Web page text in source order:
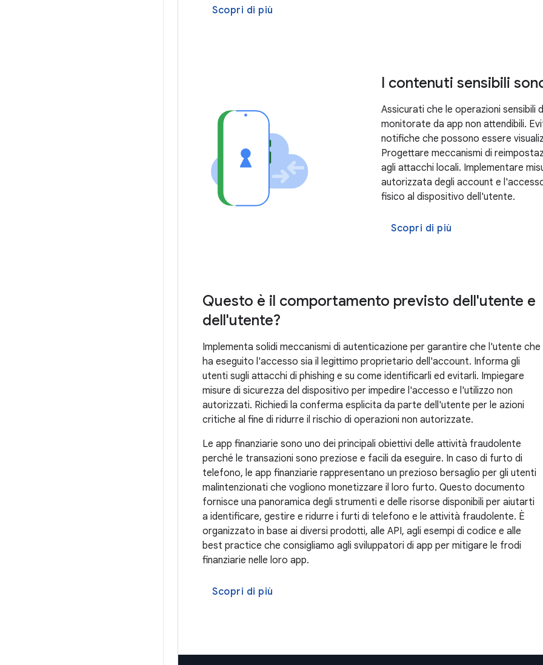
Scopri di più
I contenuti sensibili
Assicurati che le operazioni
monitorate da app non attendibili.
notifiche che possono essere
Progettare meccanismi di
agli attacchi locali. Implementare
autorizzata degli account e
fisico al dispositivo dell'utente.
Scopri di più
Questo è il comportamento previsto dell'utente e
dell'utente?
Implementa solidi meccanismi di autenticazione per garantire che l'utente che
ha eseguito l'accesso sia il legittimo proprietario dell'account. Informa gli
utenti sugli attacchi di phishing e su come identificarli ed evitarli. Impiegare
misure di sicurezza del dispositivo per impedire l'accesso e l'utilizzo non
autorizzati. Richiedi la conferma esplicita da parte dell'utente per le azioni
critiche al fine di ridurre il rischio di operazioni non autorizzate.
Le app finanziarie sono uno dei principali obiettivi delle attività fraudolente
perché le transazioni sono preziose e facili da eseguire. In caso di furto di
telefono, le app finanziarie rappresentano un prezioso bersaglio per gli utenti
malintenzionati che vogliono monetizzare il loro furto. Questo documento
fornisce una panoramica degli strumenti e delle risorse disponibili per aiutarti
a identificare, gestire e ridurre i furti di telefono e le attività fraudolente. È
organizzato in base ai diversi prodotti, alle API, agli esempi di codice e alle
best practice che consigliamo agli sviluppatori di app per mitigare le frodi
finanziarie nelle loro app.
Scopri di più